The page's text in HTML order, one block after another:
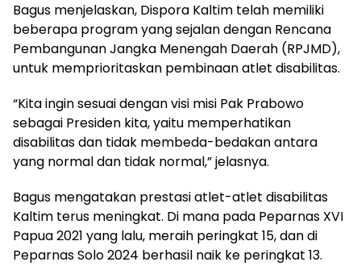
Bagus menjelaskan, Dispora Kaltim telah memiliki
beberapa program yang sejalan dengan Rencana
Pembangunan Jangka Menengah Daerah (RPJMD),
untuk memprioritaskan pembinaan atlet disabilitas.
“Kita ingin sesuai dengan visi misi Pak Prabowo
sebagai Presiden kita, yaitu memperhatikan
disabilitas dan tidak membeda-bedakan antara
yang normal dan tidak normal,” jelasnya.
Bagus mengatakan prestasi atlet-atlet disabilitas
Kaltim terus meningkat. Di mana pada Peparnas XVI
Papua 2021 yang lalu, meraih peringkat 15, dan di
Peparnas Solo 2024 berhasil naik ke peringkat 13.